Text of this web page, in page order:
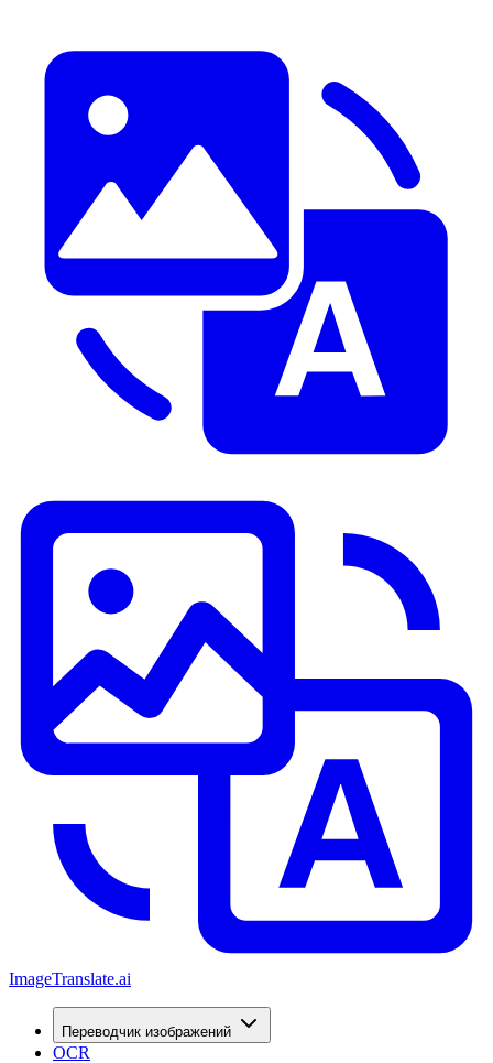
ImageTranslate.ai
Переводчик изображений
OCR